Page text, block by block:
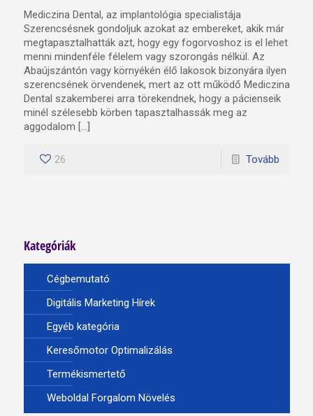
Mediczina Dental, az implantológia specialistája
Szerencsésnek gondoljuk azokat az embereket, akik már
megtapasztalhatták azt, hogy egy fogorvoshoz is el lehet
menni mindenféle félelem vagy szorongás nélkül. Az
Abaújszántón vagy környékén élő lakosok bizonyára ilyen
szerencsének örvendenek, mert az ott működő Mediczina
Dental szakemberei arra törekendnek, hogy a pácienseik
minél szélesebb körben tapasztalhassák meg az
aggodalom […]
26 Tovább
Kategóriák
Cégbemutató
Digitális Marketing Hírek
Egyéb kategória
Keresőmotor Optimalizálás
Termékismertető
Weboldal Forgalom Növelés